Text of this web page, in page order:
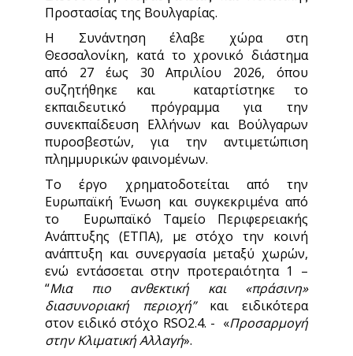
Προστασίας της Βουλγαρίας.
Η Συνάντηση έλαβε χώρα στη
Θεσσαλονίκη, κατά το χρονικό διάστημα
από 27 έως 30 Απριλίου 2026, όπου
συζητήθηκε και καταρτίστηκε το
εκπαιδευτικό πρόγραμμα για την
συνεκπαίδευση Ελλήνων και Βούλγαρων
πυροσβεστών, για την αντιμετώπιση
πλημμυρικών φαινομένων.
Το έργο χρηματοδοτείται από την
Ευρωπαϊκή Ένωση και συγκεκριμένα από
το Ευρωπαϊκό Ταμείο Περιφερειακής
Ανάπτυξης (ΕΤΠΑ), με στόχο την κοινή
ανάπτυξη και συνεργασία μεταξύ χωρών,
ενώ εντάσσεται στην προτεραιότητα 1 –
“Μια πιο ανθεκτική και «πράσινη»
διασυνοριακή περιοχή”και ειδικότερα
στον ειδικό στόχο RSO2.4. - «Προσαρμογή
στην Κλιματική Αλλαγή».